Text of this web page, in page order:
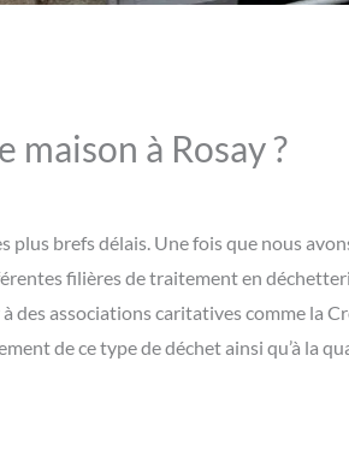
maison à Rosay ?
plus brefs délais. Une fois que nous
filières de traitement en
des associations caritatives comme la
de ce type de déchet ainsi qu’à la